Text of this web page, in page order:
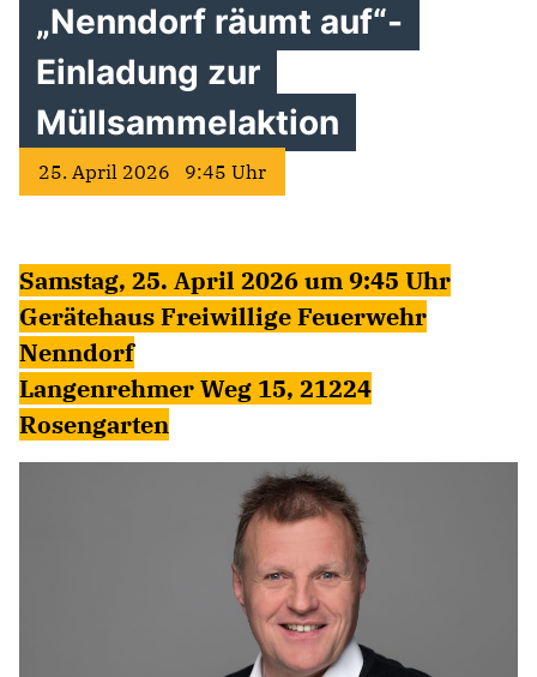
„Nenndorf räumt auf“-
Einladung zur
Müllsammelaktion
25. April 2026 9:45 Uhr
Samstag, 25. April 2026 um 9:45 Uhr
Gerätehaus Freiwillige Feuerwehr
Nenndorf
Langenrehmer Weg 15, 21224
Rosengarten